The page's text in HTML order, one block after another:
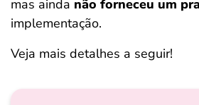
mas ainda não forneceu um
implementação.
Veja mais detalhes a seguir!